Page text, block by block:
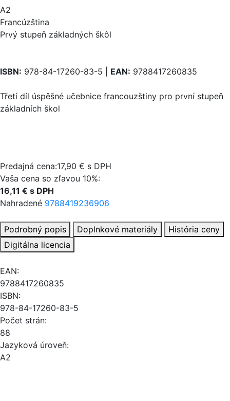
A2
Francúzština
Prvý stupeň základných škôl
ISBN: 978-84-17260-83-5 | EAN: 9788417260835
Třetí díl úspěšné učebnice francouzštiny pro první stupeň
základních škol
Predajná cena:17,90 € s DPH
Vaša cena so zľavou 10%:
16,11 € s DPH
Nahradené 9788419236906
Podrobný popis Doplnkové materiály
História ceny
Digitálna licencia
EAN:
9788417260835
ISBN:
978-84-17260-83-5
Počet strán:
88
Jazyková úroveň:
A2